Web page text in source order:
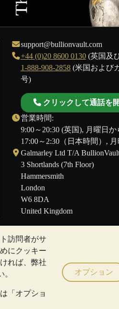
訪問者がサ
にクッキー
れば、弊社
。
「オプショ
オプション
support@bullionvault.com
+44 (0)20 8600 0130(英国及
1-888-908-2858(米国および
号)
クリックして通話を
営業時間:
9:00～20:30 (英国), 月曜日か
17:00～2:30（日本時間）,
Galmarley Ltd T/A
3 Shortlands (7th Floor)
Hammersmith
London
W6 8DA
United Kingdom
動きを保証するものではあり
する助言ではありません。顧
。